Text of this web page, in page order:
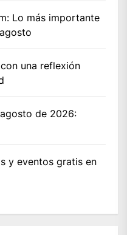
Lo más importante
una reflexión
de 2026:
y eventos gratis en